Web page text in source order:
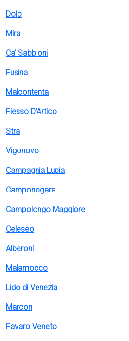
Dolo
Mira
Ca' Sabbioni
Fusina
Malcontenta
Fiesso D'Artico
Stra
Vigonovo
Campagnia Lupia
Camponogara
Campolongo Maggiore
Celeseo
Alberoni
Malamocco
Lido di Venezia
Marcon
Favaro Veneto